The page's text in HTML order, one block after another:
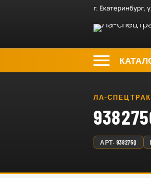
г. Екатеринбург,
ЛА-СПЕЦТРАК
АРТ. 938275Q